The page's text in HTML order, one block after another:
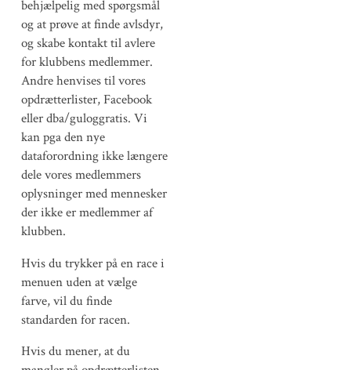
behjælpelig med spørgsmål
og at prøve at finde avlsdyr,
og skabe kontakt til avlere
for klubbens medlemmer.
Andre henvises til vores
opdrætterlister, Facebook
eller dba/guloggratis. Vi
kan pga den nye
dataforordning ikke længere
dele vores medlemmers
oplysninger med mennesker
der ikke er medlemmer af
klubben.
Hvis du trykker på en race i
menuen uden at vælge
farve, vil du finde
standarden for racen.
Hvis du mener, at du